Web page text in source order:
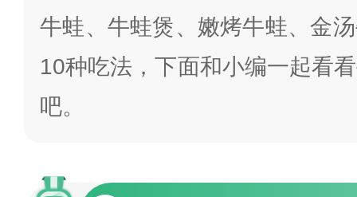
牛蛙、牛蛙煲、嫩烤牛蛙、金
10种吃法，下面和小编一起看
吧。